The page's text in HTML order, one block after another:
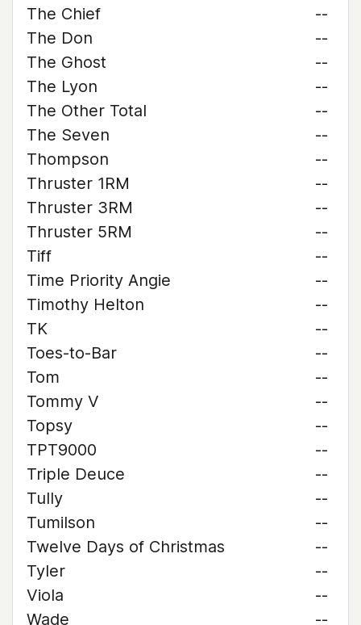
The Chief
--
The Don
--
The Ghost
--
The Lyon
--
The Other Total
--
The Seven
--
Thompson
--
Thruster 1RM
--
Thruster 3RM
--
Thruster 5RM
--
Tiff
--
Time Priority Angie
--
Timothy Helton
--
TK
--
Toes-to-Bar
--
Tom
--
Tommy V
--
Topsy
--
TPT9000
--
Triple Deuce
--
Tully
--
Tumilson
--
Twelve Days of Christmas
--
Tyler
--
Viola
--
Wade
--